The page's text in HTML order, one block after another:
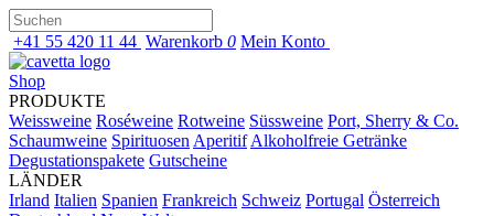
+41 55 420 11 44 Warenkorb 0 Mein Konto
Shop
PRODUKTE
Weissweine Roséweine Rotweine Süssweine Port, Sherry & Co.
Schaumweine Spirituosen Aperitif Alkoholfreie Getränke
Degustationspakete Gutscheine
LÄNDER
Irland Italien Spanien Frankreich Schweiz Portugal Österreich